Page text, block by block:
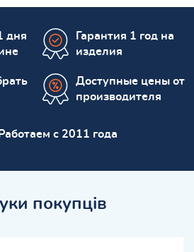
дня
Гарантия 1 год на
изделия
Доступные цены от
производителя
Работаем с 2011 года
покупців